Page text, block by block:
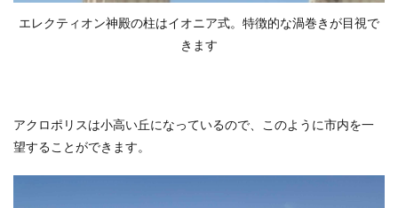
エレクティオン神殿の柱はイオニア式。特徴的な渦巻きが目視で
きます
アクロポリスは小高い丘になっているので、このように市内を一
望することができます。